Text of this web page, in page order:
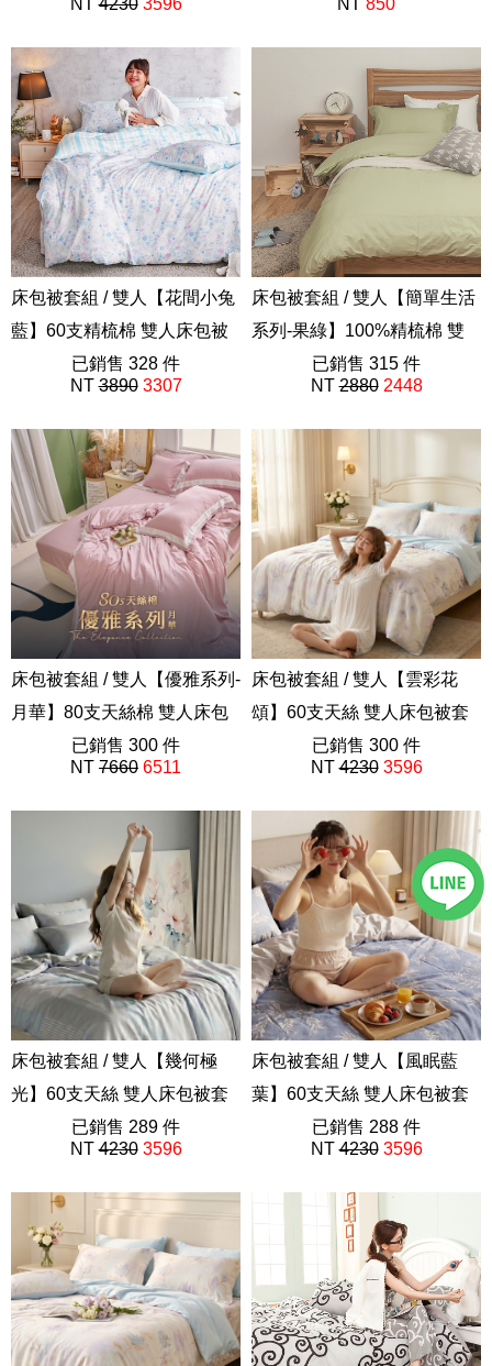
202410新品
NT4230 3596 NT 850
床包被套組 / 雙人【花間小兔
藍】60支精梳棉 雙人床包被
AAD212
已銷售 328 件
NT3890 3307
床包被套組 / 雙人【簡單生活
系列-果綠】100%精梳棉 雙
人床包被套組
40支精梳棉
已銷售 315 件
NT2880 2448
床包被套組 / 雙人【優雅系列-
月華】80支天絲棉 雙人床包
202410新品
已銷售 300 件
NT 7660 6511
床包被套組 / 雙人【雲彩花
頌】60支天絲 雙人床包被套
組 獨家設計 FORME
202605新品
已銷售 300 件
NT4230 3596
床包被套組 / 雙人【幾何極
光】60支天絲 雙人床包被套
組 獨家設計 FORME
202605新品
已銷售 289 件
NT4230 3596
床包被套組 / 雙人【風眠藍
葉】60支天絲 雙人床包被套
組 獨家設計 FORME
202605新品
已銷售 288 件
NT4230 3596